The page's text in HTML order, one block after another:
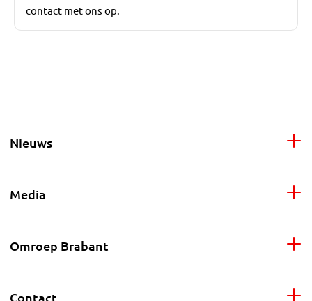
contact met ons op.
Nieuws
Media
Omroep Brabant
Contact